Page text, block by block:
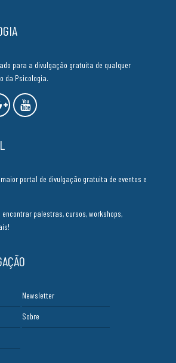
para a divulgação gratuita de qualquer
da Psicologia.
portal de divulgação gratuita de eventos e
encontrar palestras, cursos, workshops,
Newsletter
Sobre